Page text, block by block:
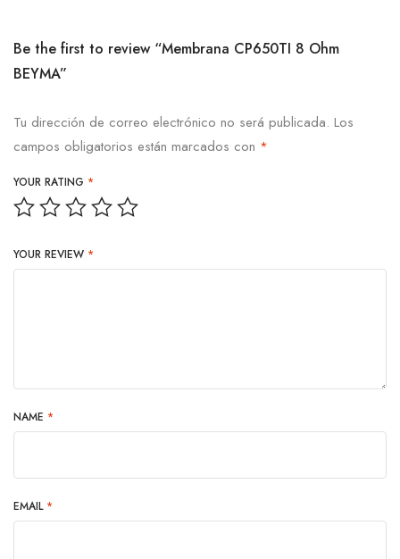
Be the first to review “Membrana CP650TI 8 Ohm
BEYMA”
Tu dirección de correo electrónico no será publicada. Los
campos obligatorios están marcados con *
YOUR RATING *
YOUR REVIEW *
NAME *
EMAIL *